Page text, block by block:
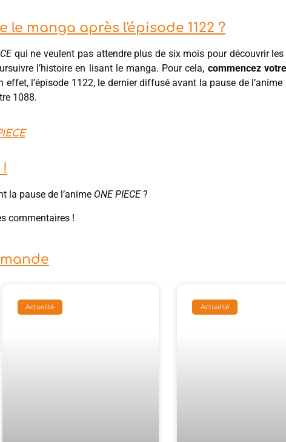
manga après l'épisode 1122 ?
qui ne veulent pas attendre plus de six mois pour découvrir
l’histoire en lisant le manga. Pour cela, commencez
effet, l’épisode 1122, le dernier diffusé avant la pause de l’anime
1088.
la pause de l’anime ONE PIECE?
commentaires !
Actualité Actualité